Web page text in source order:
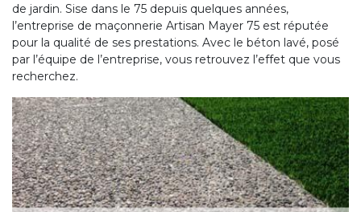
de jardin. Sise dans le 75 depuis quelques années,
l’entreprise de maçonnerie Artisan Mayer 75 est réputée
pour la qualité de ses prestations. Avec le béton lavé, posé
par l’équipe de l’entreprise, vous retrouvez l’effet que vous
recherchez.